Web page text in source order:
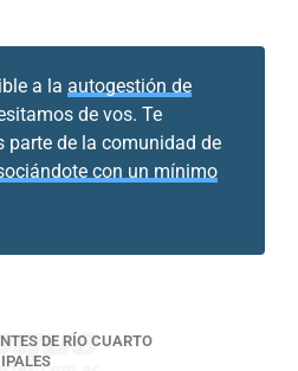
a la autogestión de
de vos. Te
parte de la comunidad de
con un mínimo
DE RÍO CUARTO